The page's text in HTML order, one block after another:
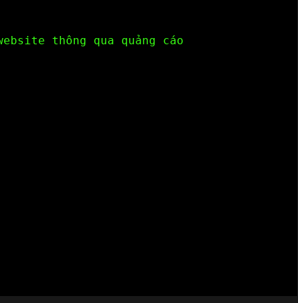
thông qua quảng cáo